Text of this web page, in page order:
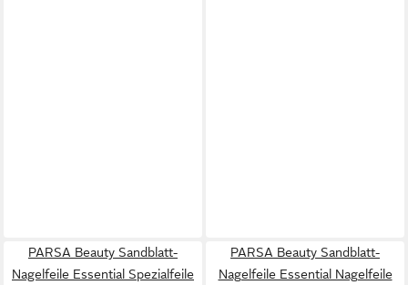
PARSA Beauty Sandblatt-
Nagelfeile Essential Spezialfeile
PARSA Beauty Sandblatt-
Nagelfeile Essential Nagelfeile